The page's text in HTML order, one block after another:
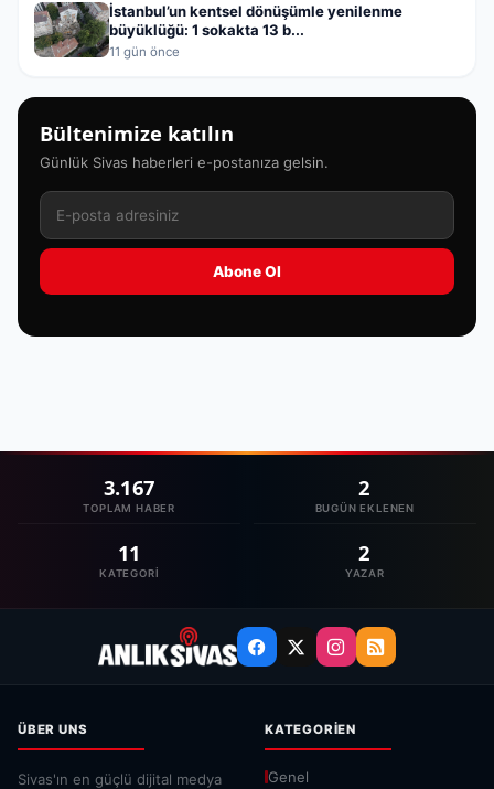
İstanbul’un kentsel dönüşümle yenilenme
büyüklüğü: 1 sokakta 13 b...
11 gün önce
Bültenimize katılın
Günlük Sivas haberleri e-postanıza gelsin.
Abone Ol
3.167
TOPLAM HABER
2
BUGÜN EKLENEN
11
KATEGORI
2
YAZAR
ÜBER UNS
Sivas'ın en güçlü dijital medya
KATEGORIEN
Genel